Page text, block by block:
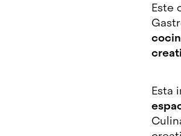
Este
Esta